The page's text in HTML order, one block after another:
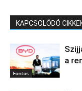
KAPCSOLÓDÓ
Fontos
a